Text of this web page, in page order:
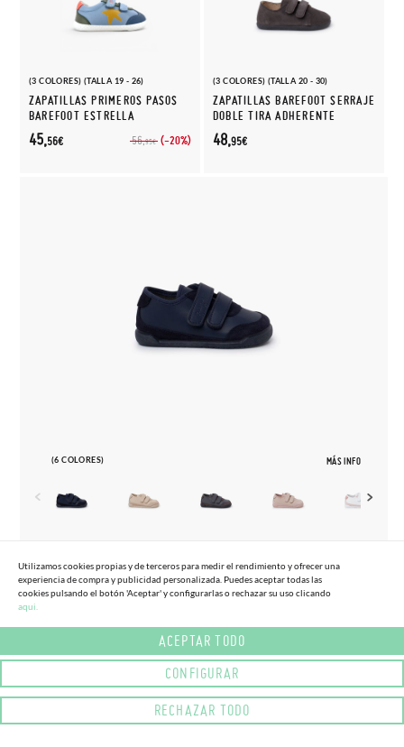
(3 COLORES) (TALLA 19 - 26)
ZAPATILLAS PRIMEROS PASOS
BAREFOOT ESTRELLA
56,95€ (-20%)
45,56€
(3 COLORES) (TALLA 20 - 30)
ZAPATILLAS BAREFOOT SERRAJE
DOBLE TIRA ADHERENTE
48,95€
(6 COLORES) MÁS INFO
DEPORTIVAS BAREFOOT COMBINADAS
Utilizamos cookies propias y de terceros para medir el rendimiento y ofrecer una
experiencia de compra y publicidad personalizada. Puedes aceptar todas las
cookies pulsando el botón 'Aceptar' y configurarlas o rechazar su uso clicando
aqui.
ACEPTAR TODO
CONFIGURAR
RECHAZAR TODO